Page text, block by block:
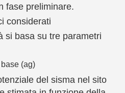
fase preliminare.
considerati
si basa su tre parametri
(ag)
del sisma nel sito